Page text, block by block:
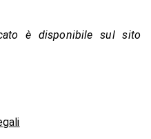
è disponibile sul sito